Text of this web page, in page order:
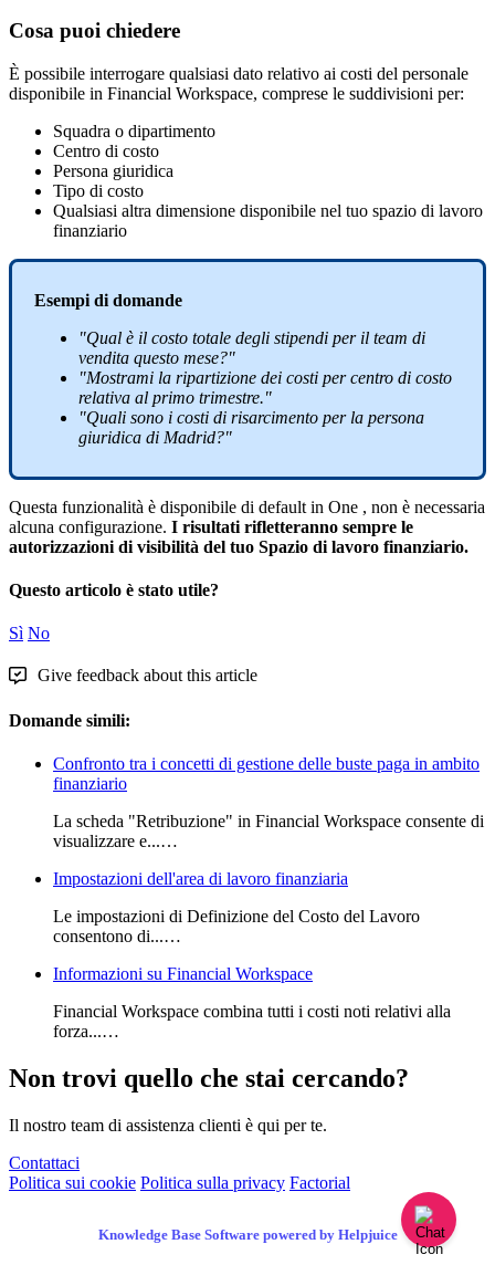
Cosa puoi chiedere
È possibile interrogare qualsiasi dato relativo ai costi del personale
disponibile in Financial Workspace, comprese le suddivisioni per:
Squadra o dipartimento
Centro di costo
Persona giuridica
Tipo di costo
Qualsiasi altra dimensione disponibile nel tuo spazio di lavoro
finanziario
Esempi di domande
"Qual è il costo totale degli stipendi per il team di
vendita questo mese?"
"Mostrami la ripartizione dei costi per centro di costo
relativa al primo trimestre."
"Quali sono i costi di risarcimento per la persona
giuridica di Madrid?"
Questa funzionalità è disponibile di default in One , non è necessaria
alcuna configurazione. I risultati rifletteranno sempre le
autorizzazioni di visibilità del tuo Spazio di lavoro finanziario.
Questo articolo è stato utile?
Sì No
Give feedback about this article
Domande simili:
Confronto tra i concetti di gestione delle buste paga in ambito
finanziario
La scheda "Retribuzione" in Financial Workspace consente di
visualizzare e...…
Impostazioni dell'area di lavoro finanziaria
Le impostazioni di Definizione del Costo del Lavoro
consentono di...…
Informazioni su Financial Workspace
Financial Workspace combina tutti i costi noti relativi alla
forza...…
Non trovi quello che stai cercando?
Il nostro team di assistenza clienti è qui per te.
Contattaci
Politica sui cookie Politica sulla privacy Factorial
Knowledge Base Software powered by Helpjuice